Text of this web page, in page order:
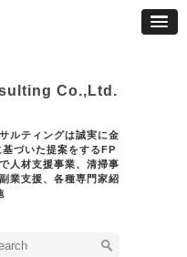
Co.,Ltd.
ルティングは誠実に金
づいた提案をするFP
人材支援事業、清掃事
業支援、各種専門家紹